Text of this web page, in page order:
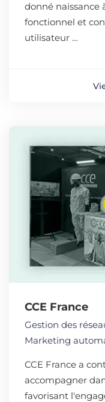
donné naissance
fonctionnel et
utilisateur …
CCE France
Gestion des
Marketing
CCE France a
accompagner
favorisant